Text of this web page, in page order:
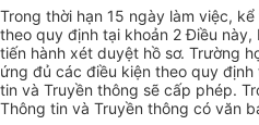
Trong thời hạn 15 ngày làm việc,
theo quy định tại khoản 2 Điều này,
tiến hành xét duyệt hồ sơ. Trường
ứng đủ các điều kiện theo quy định
tin và Truyền thông sẽ cấp phép.
Thông tin và Truyền thông có văn